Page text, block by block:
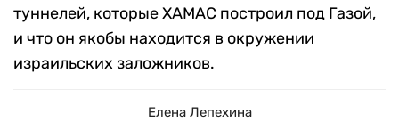
туннелей, которые ХАМАС построил под Газой,
и что он якобы находится в окружении
израильских заложников.
Елена Лепехина